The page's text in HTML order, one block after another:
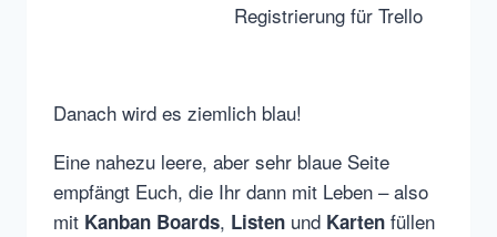
Registrierung für Trello
Danach wird es ziemlich blau!
Eine nahezu leere, aber sehr blaue Seite
empfängt Euch, die Ihr dann mit Leben – also
mit Kanban Boards, Listen und Karten füllen